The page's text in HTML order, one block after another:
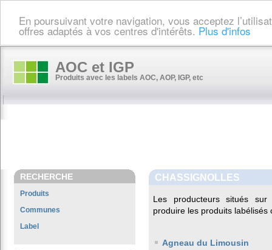
En poursuivant votre navigation, vous acceptez
offres adaptés à vos centres d'intérêts. Plus d'infos
AOC et IGP
Produits avec les labels AOC, AOP, IGP, etc
RECHERCHE
Produits
Communes
Label
CHASSIGNOLLES
Les producteurs situés
produire les produits labélisés
Agneau du Limousin